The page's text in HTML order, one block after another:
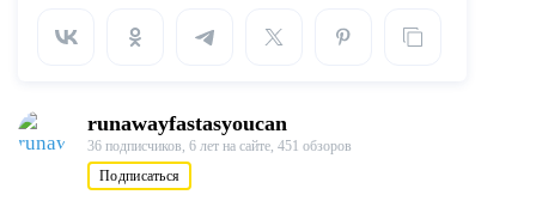
runawayfastasyoucan
36 подписчиков, 6 лет на сайте, 451 обзоров
Подписаться